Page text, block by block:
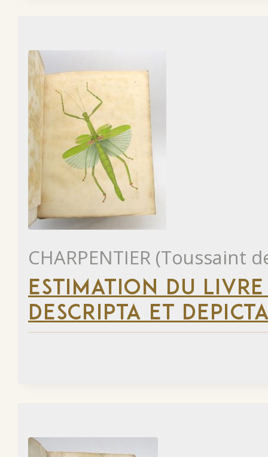
CHARPENTIER (Toussaint
ESTIMATION DU
DESCRIPTA ET